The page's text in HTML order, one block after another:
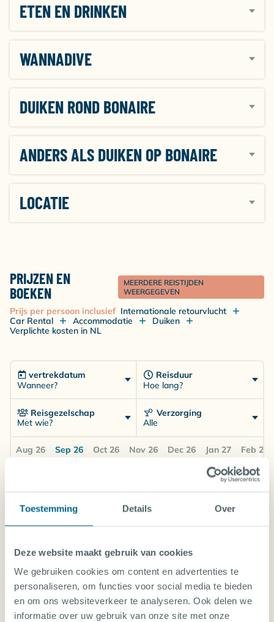
Toestemming Details Over
Deze website maakt gebruik van cookies
We gebruiken cookies om content en advertenties te
personaliseren, om functies voor social media te bieden
en om ons websiteverkeer te analyseren. Ook delen we
informatie over uw gebruik van onze site met onze
ETEN EN DRINKEN
WANNADIVE
DUIKEN ROND BONAIRE
ANDERS ALS DUIKEN OP BONAIRE
LOCATIE
PRIJZEN EN
BOEKEN
MEERDERE REISTIJDEN
WEERGEGEVEN
Prijs per persoon inclusief Internationale retourvlucht
Car Rental
Accommodatie
Duiken
Verplichte kosten in NL
vertrekdatum
Wanneer?
Reisduur
Hoe lang?
Reisgezelschap
Met wie?
Verzorging
Alle
Aug 26 Sep 26 Oct 26 Nov 26 Dec 26 Jan 27 Feb 27
Fr
09
Tu
13
1-slaapkamer Fun
Drive & dive inbegrepen
Self Catering
Amsterdam (AMS) × × ×
€
1969
×
1-slaapkamer Fun